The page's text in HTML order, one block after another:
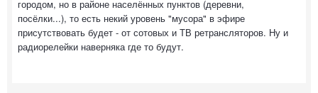
городом, но в районе населённых пунктов (деревни,
посёлки...), то есть некий уровень "мусора" в эфире
присутствовать будет - от сотовых и ТВ ретрансляторов. Ну и
радиорелейки наверняка где то будут.